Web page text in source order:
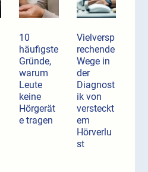
10
häufigste
Gründe,
warum
Leute
keine
Hörgerät
e tragen
Vielversp
rechende
Wege in
der
Diagnost
ik von
versteckt
em
Hörverlu
st